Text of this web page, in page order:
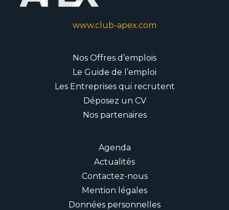
www.club-apex.com
Nos Offres d’emplois
Le Guide de l’emploi
Les Entreprises qui recrutent
Déposez un CV
Nos partenaires
Agenda
Actualités
Contactez-nous
Mention légales
Données personnelles